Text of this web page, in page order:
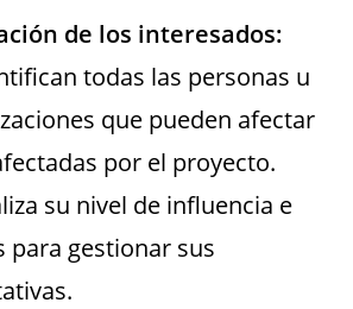
de los interesados:
todas las personas u
que pueden afectar
por el proyecto.
su nivel de influencia e
para gestionar sus